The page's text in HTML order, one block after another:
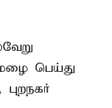
பெய்து